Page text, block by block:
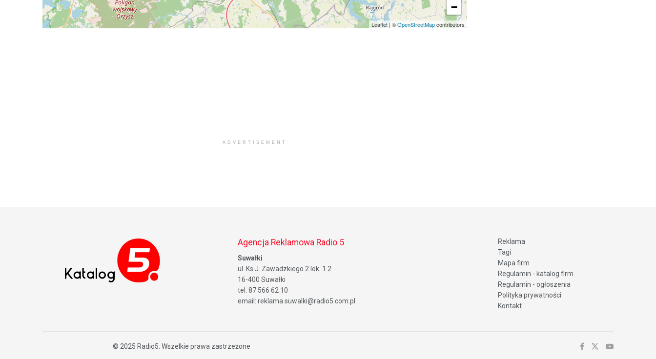
−
Leaflet | ©OpenStreetMapcontributors
ADVERTISEMENT
Agencja Reklamowa Radio 5
Suwałki
ul. Ks J. Zawadzkiego 2 lok. 1.2
16-400 Suwałki
tel. 87 566 62 10
email: reklama.suwalki@radio5.com.pl
Reklama
Tagi
Mapa firm
Regulamin - katalog firm
Regulamin - ogłoszenia
Polityka prywatności
Kontakt
© 2025 Radio5 . Wszelkie prawa zastrzeżone